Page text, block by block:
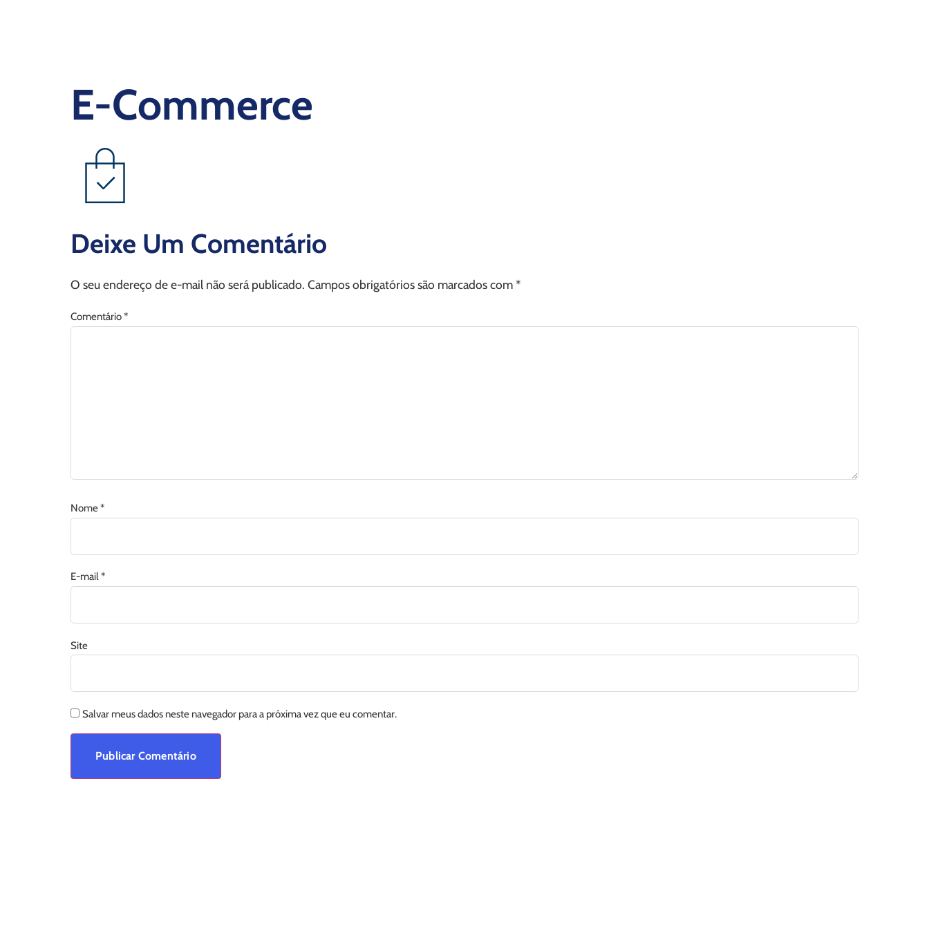
E-Commerce
Deixe Um Comentário
O seu endereço de e-mail não será publicado. Campos obrigatórios são marcados com*
Comentário*
Nome*
E-mail*
Site
Salvar meus dados neste navegador para a próxima vez que eu comentar.